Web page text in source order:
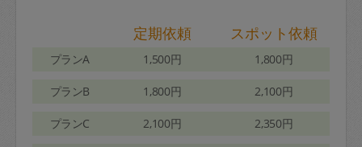
定期依頼 スポット依頼
プランA 1,500円 1,800円
プランB 1,800円 2,100円
プランC 2,100円 2,350円